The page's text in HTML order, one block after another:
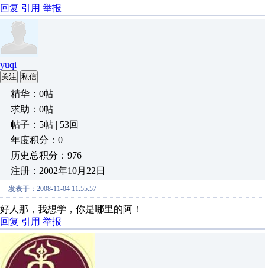
回复 引用 举报
yuqi
关注 私信
精华：0帖
求助：0帖
帖子：5帖 | 53回
年度积分：0
历史总积分：976
注册：2002年10月22日
发表于：2008-11-04 11:55:57
好人那，我想学，你是哪里的阿！
回复 引用 举报